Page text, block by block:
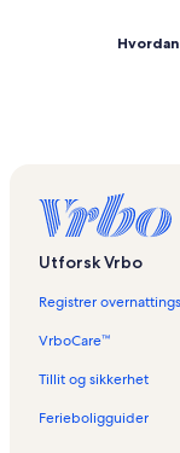
Utforsk Vrbo
Registrer
VrboCare™
Tillit og sikkerhet
Ferieboligguider